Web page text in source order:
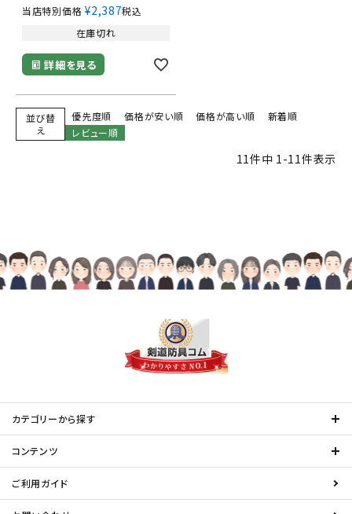
当店特別価格 ¥2,387税込
在庫切れ
詳細を見る
並び替
え
優先度順 価格が安い順 価格が高い順
新着順
レビュー順
11件中 1-11件表示
カテゴリーから探す
コンテンツ
ご利用ガイド